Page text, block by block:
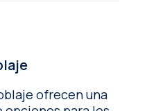
ofrecen una